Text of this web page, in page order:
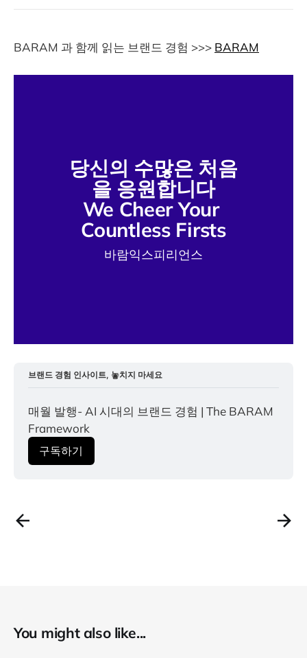
BARAM 과 함께 읽는 브랜드 경험 >>> BARAM
당신의 수많은 처음
을 응원합니다
We Cheer Your
Countless Firsts
바람익스피리언스
브랜드 경험 인사이트, 놓치지 마세요
매월 발행- AI 시대의 브랜드 경험 | The BARAM
Framework
구독하기
You might also like...